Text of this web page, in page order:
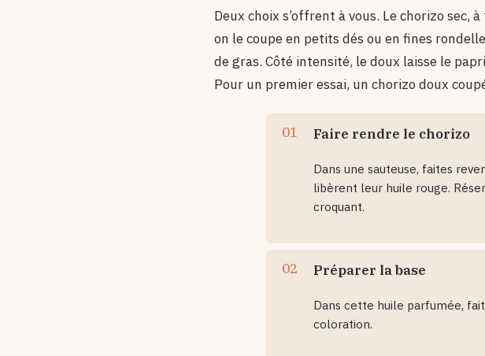
Deux choix s’offrent à vous. Le chorizo
on le coupe en petits dés ou en fines
de gras. Côté intensité, le doux laisse le
Pour un premier essai, un chorizo doux
Faire rendre le chorizo
Dans une sauteuse, faites
libèrent leur huile rouge.
croquant.
Préparer la base
Dans cette huile parfumée,
coloration.